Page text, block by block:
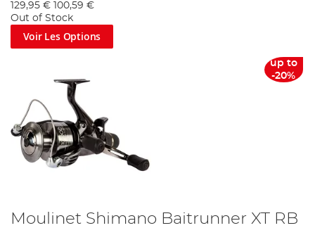
129,95 €
100,59 €
Out of Stock
Voir Les Options
up to
-20%
Moulinet Shimano Baitrunner XT RB